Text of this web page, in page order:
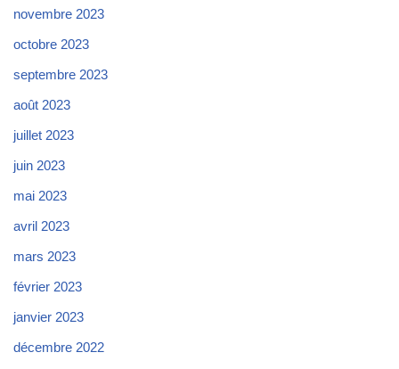
novembre 2023
octobre 2023
septembre 2023
août 2023
juillet 2023
juin 2023
mai 2023
avril 2023
mars 2023
février 2023
janvier 2023
décembre 2022